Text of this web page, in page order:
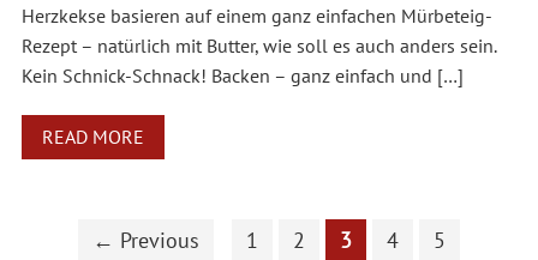
Herzkekse basieren auf einem ganz einfachen Mürbeteig-
Rezept – natürlich mit Butter, wie soll es auch anders sein.
Kein Schnick-Schnack! Backen – ganz einfach und […]
READ MORE
← Previous 1 2 3 4
5